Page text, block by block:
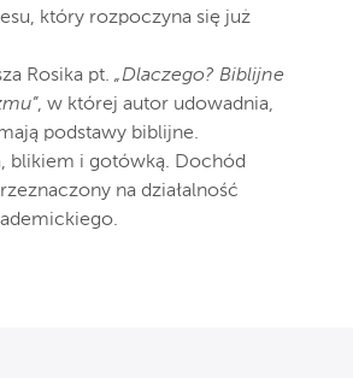
który rozpoczyna się już
Rosika pt. „Dlaczego? Biblijne
, w której autor udowadnia,
podstawy biblijne.
blikiem i gotówką. Dochód
na działalność